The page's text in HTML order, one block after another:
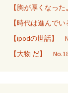
【胸が厚くなっ
【時代は進んで
【ipodの世話】
【大物 だ】